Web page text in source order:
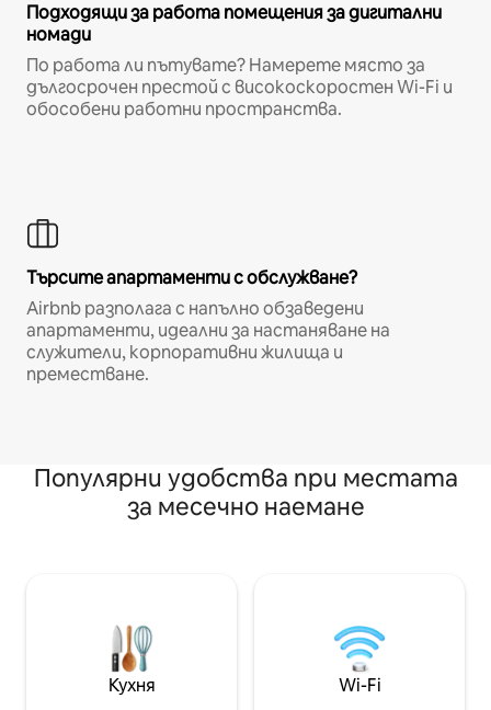
Подходящи за работа помещения за дигитални
номади
По работа ли пътувате? Намерете място за
дългосрочен престой с високоскоростен Wi-Fi и
обособени работни пространства.
Търсите апартаменти с обслужване?
Airbnb разполага с напълно обзаведени
апартаменти, идеални за настаняване на
служители, корпоративни жилища и
преместване.
Популярни удобства при местата
за месечно наемане
Кухня Wi-Fi